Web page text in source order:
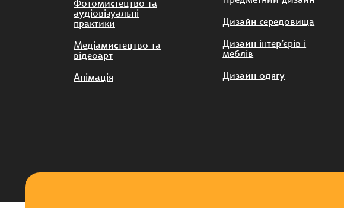
Фотомистецтво та
аудіовізуальні
практики
Медіамистецтво та
відеоарт
Анімація
Дизайн середовища
Дизайн інтер’єрів і
меблів
Дизайн одягу